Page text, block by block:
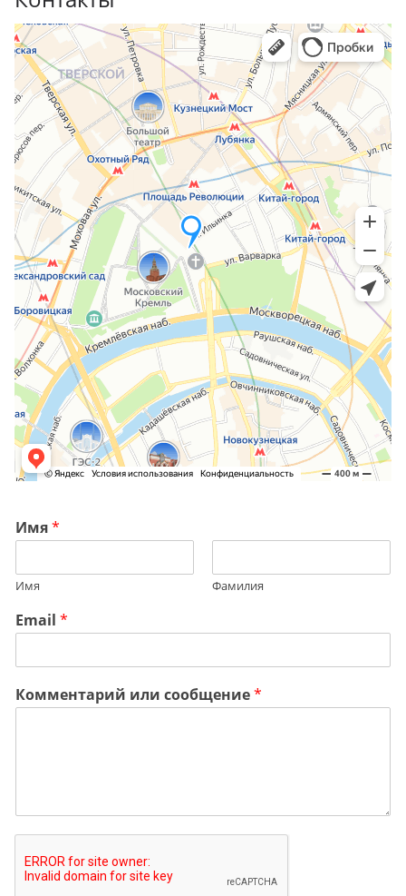
Имя*
Имя Фамилия
Email *
Комментарий или сообщение*